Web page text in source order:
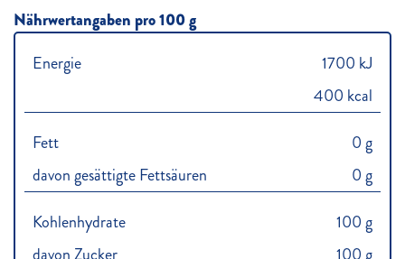
Nährwertangaben pro 100 g
Energie
1700 kJ
400 kcal
Fett
0 g
davon gesättigte Fettsäuren
0 g
Kohlenhydrate
100 g